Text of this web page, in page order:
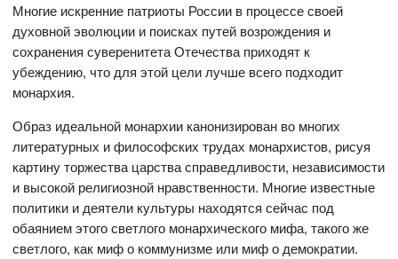
Многие искренние патриоты России в процессе своей
духовной эволюции и поисках путей возрождения и
сохранения суверенитета Отечества приходят к
убеждению, что для этой цели лучше всего подходит
монархия.
Образ идеальной монархии канонизирован во многих
литературных и философских трудах монархистов, рисуя
картину торжества царства справедливости, независимости
и высокой религиозной нравственности. Многие известные
политики и деятели культуры находятся сейчас под
обаянием этого светлого монархического мифа, такого же
светлого, как миф о коммунизме или миф о демократии.